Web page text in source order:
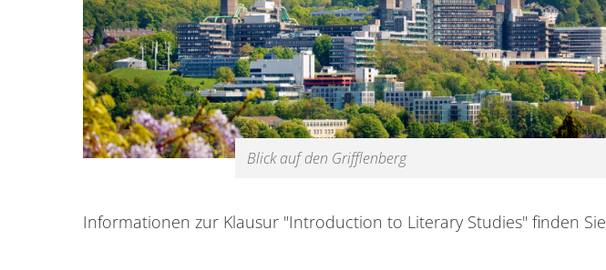
Blick auf den Grifflenberg
Informationen zur Klausur "Introduction to Literary Studies" finden Sie